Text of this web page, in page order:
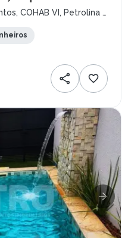
COHAB VI, Petrolina -